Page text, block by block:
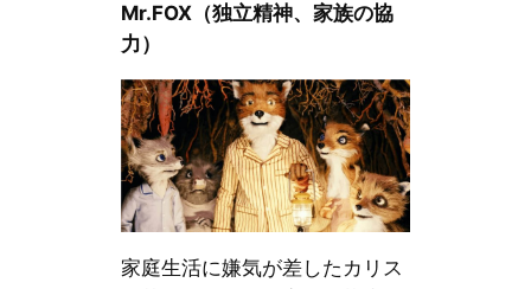
Mr.FOX（独立精神、家族の協
力）
家庭生活に嫌気が差したカリス